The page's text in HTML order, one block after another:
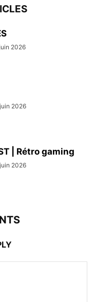
2026
2026
| Rétro gaming
2026